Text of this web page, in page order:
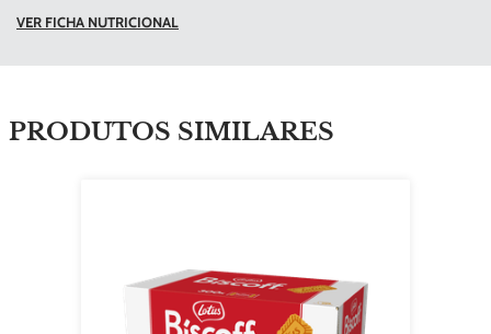
VER FICHA NUTRICIONAL